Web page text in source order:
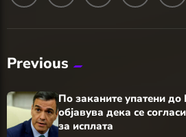
Previous
По заканите упатени
објавува дека се
за исплата